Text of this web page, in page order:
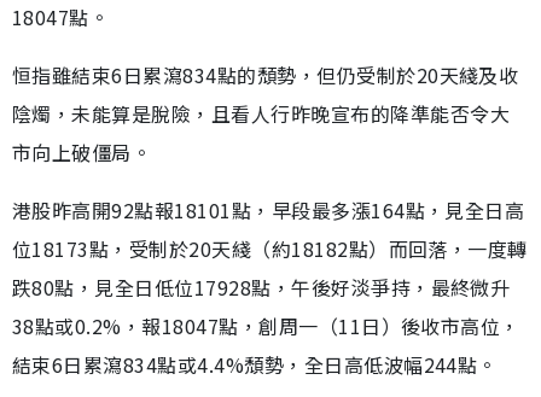
18047點。
恒指雖結束6日累瀉834點的頹勢，但仍受制於20天綫及收
陰燭，未能算是脫險，且看人行昨晚宣布的降準能否令大
市向上破僵局。
港股昨高開92點報18101點，早段最多漲164點，見全日高
位18173點，受制於20天綫（約18182點）而回落，一度轉
跌80點，見全日低位17928點，午後好淡爭持，最終微升
38點或0.2%，報18047點，創周一（11日）後收市高位，
結束6日累瀉834點或4.4%頹勢，全日高低波幅244點。